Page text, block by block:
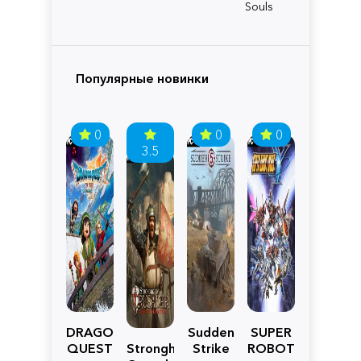
Souls
Популярные новинки
0
DRAGON
QUEST
3.5
Stronghold
0
Sudden
Strike
0
SUPER
ROBOT